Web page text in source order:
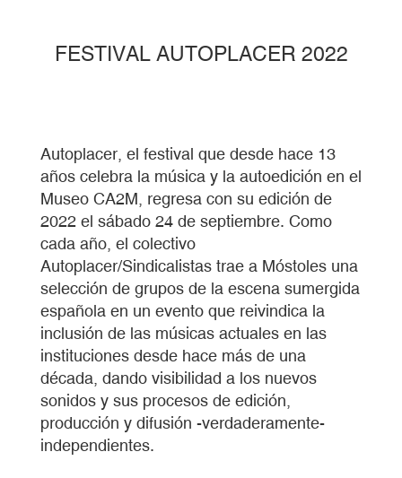
FESTIVAL AUTOPLACER 2022
Autoplacer, el festival que desde hace 13
años celebra la música y la autoedición en el
Museo CA2M, regresa con su edición de
2022 el sábado 24 de septiembre. Como
cada año, el colectivo
Autoplacer/Sindicalistas trae a Móstoles una
selección de grupos de la escena sumergida
española en un evento que reivindica la
inclusión de las músicas actuales en las
instituciones desde hace más de una
década, dando visibilidad a los nuevos
sonidos y sus procesos de edición,
producción y difusión -verdaderamente-
independientes.